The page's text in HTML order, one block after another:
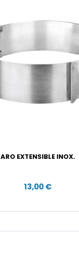
ARO EXTENSIBLE INOX.
13,00 €